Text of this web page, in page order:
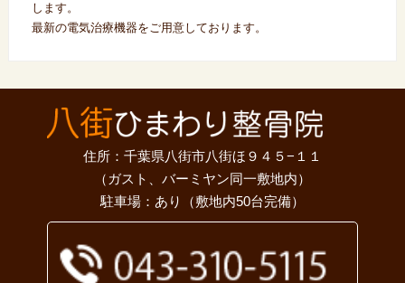
します。
最新の電気治療機器をご用意しております。
住所：千葉県八街市八街ほ９４５−１１
（ガスト、バーミヤン同一敷地内）
駐車場：あり（敷地内50台完備）